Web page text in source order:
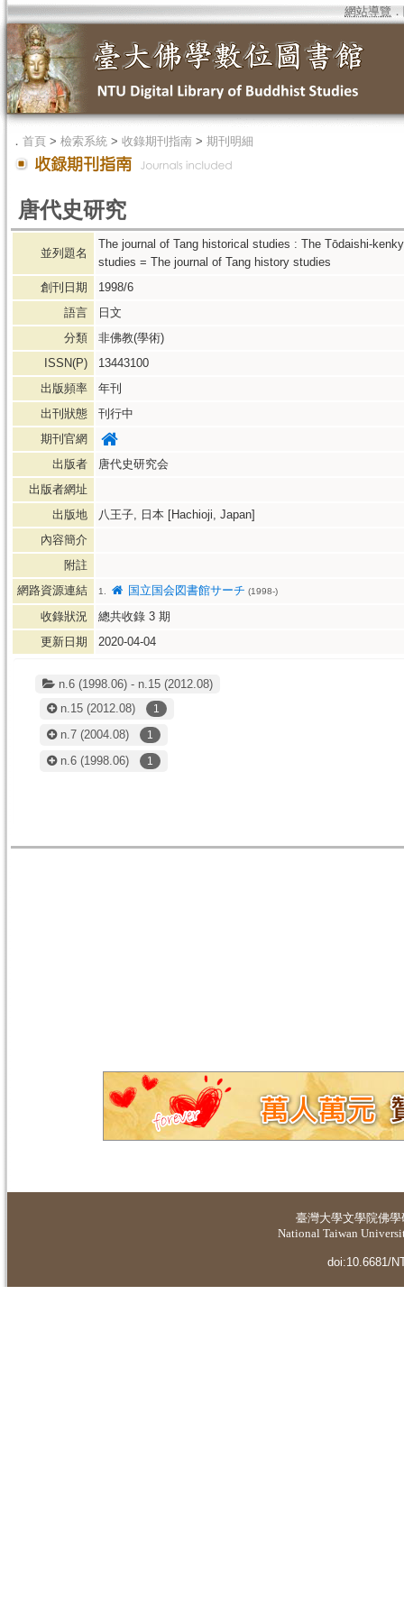
網站導覽 ．
． 首頁 > 檢索系統 > 收錄期刊指南 > 期刊明細
唐代史研究
並列題名
The journal of Tang historical studies : The Tōdaishi-
studies = The journal of Tang history studies
創刊日期
1998/6
語言
日文
分類
非佛教(學術)
ISSN(P)
13443100
出版頻率
年刊
出刊狀態
刊行中
期刊官網
出版者
唐代史研究会
出版者網址
出版地
八王子, 日本 [Hachioji, Japan]
內容簡介
附註
網路資源連結
1. 国立国会図書館サーチ (1998-)
收錄狀況 總共收錄 3 期
更新日期
2020-04-04
n.6 (1998.06) - n.15 (2012.08)
n.15 (2012.08) 1
n.7 (2004.08) 1
n.6 (1998.06) 1
臺灣大學文學院佛
National Taiwan
doi:10.6681/